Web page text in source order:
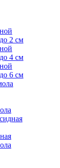
2 см
4 см
6 см